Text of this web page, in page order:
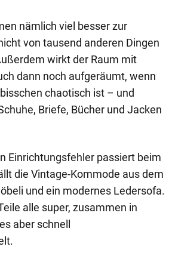
nämlich viel besser zur
von tausend anderen Dingen
wirkt der Raum mit
dann noch aufgeräumt, wenn
chaotisch ist – und
Briefe, Bücher und Jacken
Einrichtungsfehler passiert beim
die Vintage-Kommode aus dem
und ein modernes Ledersofa.
alle super, zusammen in
aber schnell